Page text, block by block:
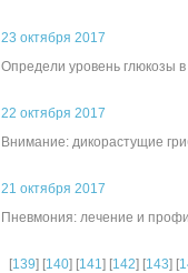
23 октября 2017
Определи уровень глюкозы в
22 октября 2017
Внимание: дикорастущие
21 октября 2017
Пневмония: лечение и
[139] [140] [141] [142] [143] [